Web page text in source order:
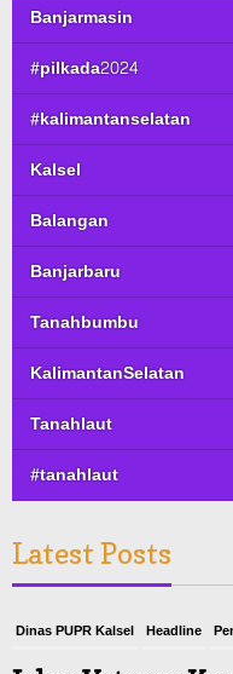
Banjarmasin
#pilkada2024
#kalimantanselatan
Kalsel
Balangan
Banjarbaru
Tanahbumbu
KalimantanSelatan
Tanahlaut
#tanahlaut
Latest Posts
Dinas PUPR Kalsel Headline